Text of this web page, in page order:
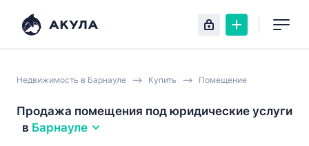
Недвижимость в Барнауле Купить Помещение
Продажа помещения под юридические услуги
в Барнауле